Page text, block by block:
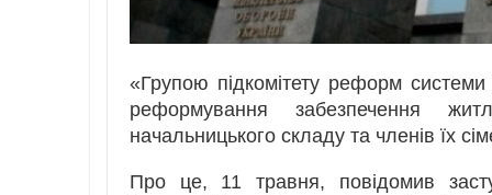
«Групою підкомітету реформ
реформування забезпечення
начальницького складу та членів їх
Про це, 11 травня, повідомив